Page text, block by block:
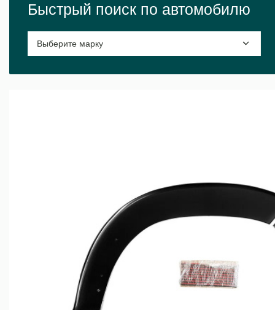
Быстрый поиск по автомобилю